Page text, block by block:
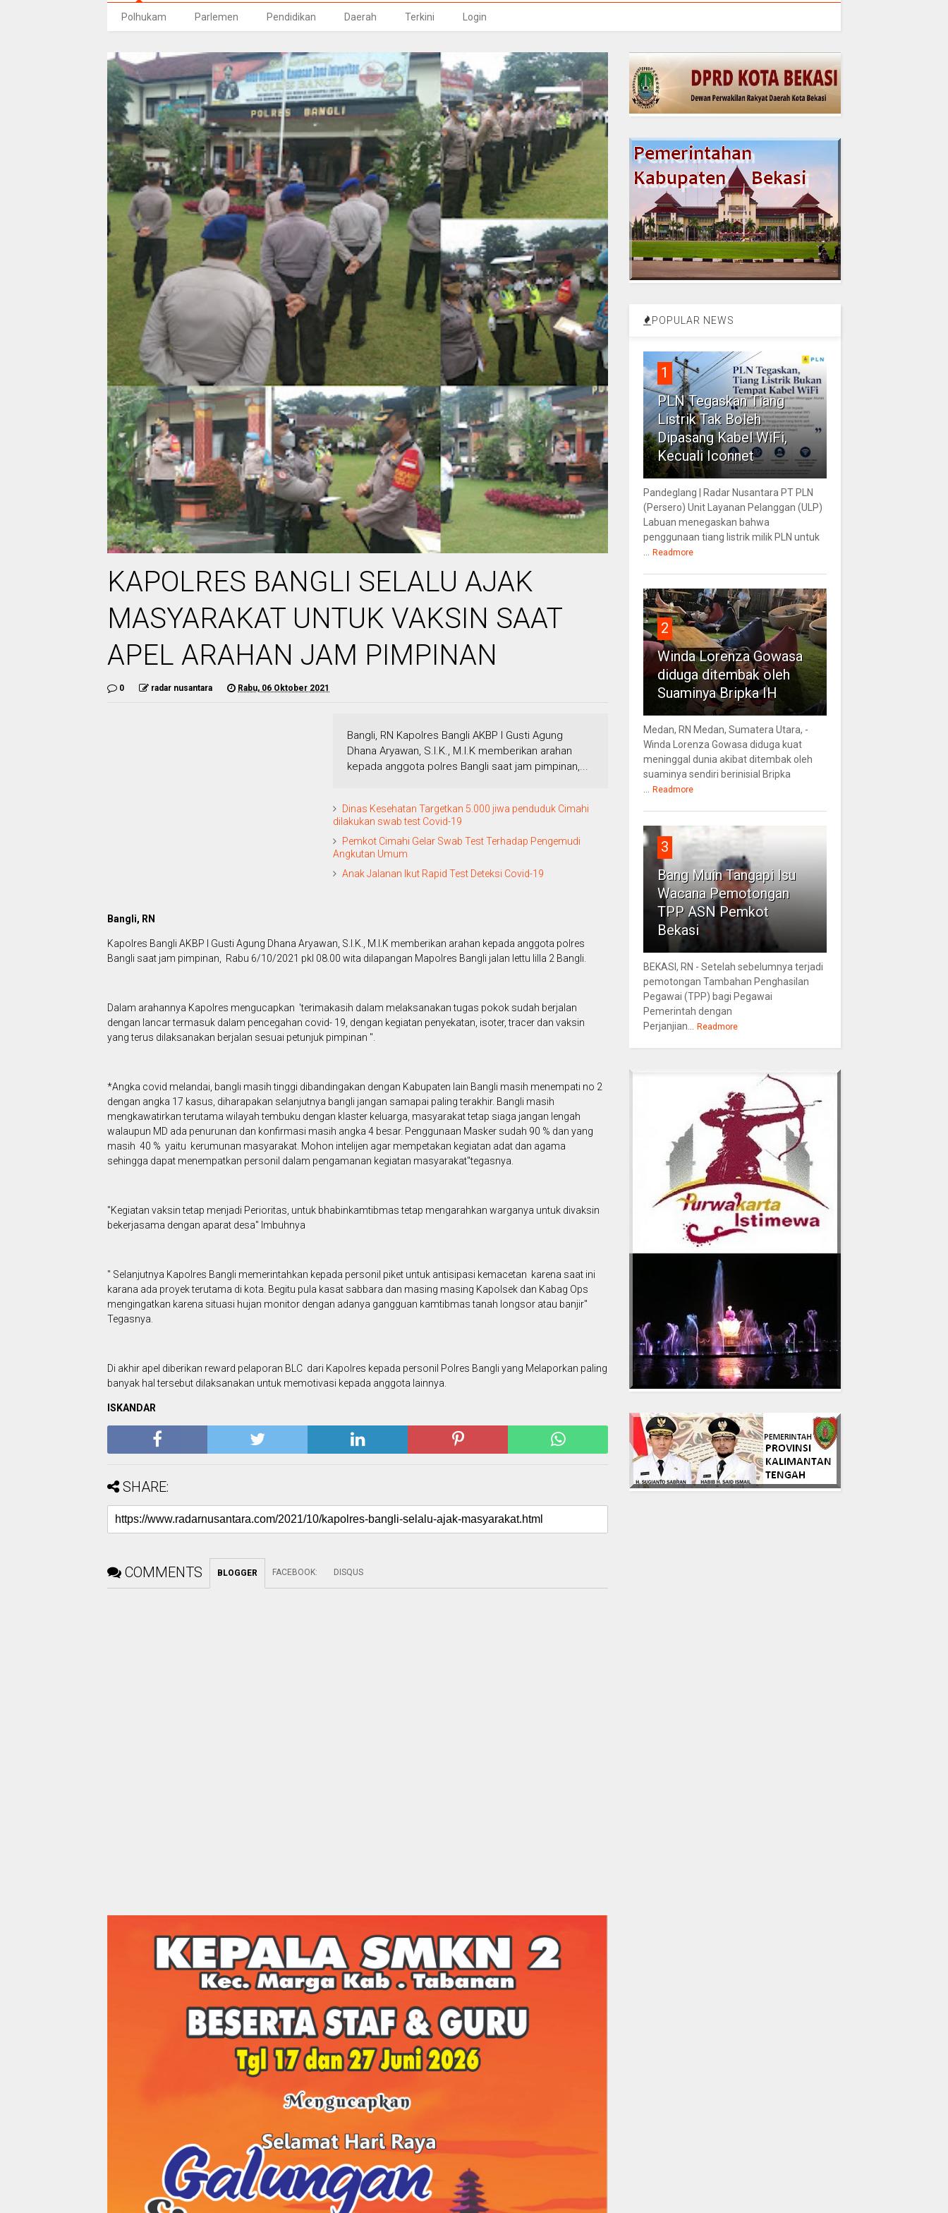
Polhukam Parlemen Pendidikan Daerah Terkini Login
KAPOLRES BANGLI SELALU AJAK
MASYARAKAT UNTUK VAKSIN SAAT
APEL ARAHAN JAM PIMPINAN
0 radar nusantara Rabu, 06 Oktober 2021
Bangli, RN Kapolres Bangli AKBP I Gusti Agung
Dhana Aryawan, S.I.K., M.I.K memberikan arahan
kepada anggota polres Bangli saat jam pimpinan,...
Dinas Kesehatan Targetkan 5.000 jiwa penduduk Cimahi
dilakukan swab test Covid-19
Pemkot Cimahi Gelar Swab Test Terhadap Pengemudi
Angkutan Umum
Anak Jalanan Ikut Rapid Test Deteksi Covid-19
Bangli, RN
Kapolres Bangli AKBP I Gusti Agung Dhana Aryawan, S.I.K., M.I.K memberikan arahan kepada anggota polres
Bangli saat jam pimpinan, Rabu 6/10/2021 pkl 08.00 wita dilapangan Mapolres Bangli jalan lettu lilla 2 Bangli.
Dalam arahannya Kapolres mengucapkan 'terimakasih dalam melaksanakan tugas pokok sudah berjalan
dengan lancar termasuk dalam pencegahan covid- 19, dengan kegiatan penyekatan, isoter, tracer dan vaksin
yang terus dilaksanakan berjalan sesuai petunjuk pimpinan ".
*Angka covid melandai, bangli masih tinggi dibandingakan dengan Kabupaten lain Bangli masih menempati no 2
dengan angka 17 kasus, diharapakan selanjutnya bangli jangan samapai paling terakhir. Bangli masih
mengkawatirkan terutama wilayah tembuku dengan klaster keluarga, masyarakat tetap siaga jangan lengah
walaupun MD ada penurunan dan konfirmasi masih angka 4 besar. Penggunaan Masker sudah 90 % dan yang
masih 40 % yaitu kerumunan masyarakat. Mohon intelijen agar mempetakan kegiatan adat dan agama
sehingga dapat menempatkan personil dalam pengamanan kegiatan masyarakat"tegasnya.
"Kegiatan vaksin tetap menjadi Perioritas, untuk bhabinkamtibmas tetap mengarahkan warganya untuk divaksin
bekerjasama dengan aparat desa" Imbuhnya
" Selanjutnya Kapolres Bangli memerintahkan kepada personil piket untuk antisipasi kemacetan karena saat ini
karana ada proyek terutama di kota. Begitu pula kasat sabbara dan masing masing Kapolsek dan Kabag Ops
mengingatkan karena situasi hujan monitor dengan adanya gangguan kamtibmas tanah longsor atau banjir"
Tegasnya.
Di akhir apel diberikan reward pelaporan BLC dari Kapolres kepada personil Polres Bangli yang Melaporkan paling
banyak hal tersebut dilaksanakan untuk memotivasi kepada anggota lainnya.
ISKANDAR
SHARE:
COMMENTS BLOGGER FACEBOOK: DISQUS
POPULAR NEWS
1
PLN Tegaskan Tiang
Listrik Tak Boleh
Dipasang Kabel WiFi,
Kecuali Iconnet
Pandeglang | Radar Nusantara PT PLN
(Persero) Unit Layanan Pelanggan (ULP)
Labuan menegaskan bahwa
penggunaan tiang listrik milik PLN untuk
Readmore
2
Winda Lorenza Gowasa
diduga ditembak oleh
Suaminya Bripka IH
Medan, RN Medan, Sumatera Utara, -
Winda Lorenza Gowasa diduga kuat
meninggal dunia akibat ditembak oleh
suaminya sendiri berinisial Bripka
Readmore
3
Bang Muin Tangapi Isu
Wacana Pemotongan
TPP ASN Pemkot
Bekasi
BEKASI, RN - Setelah sebelumnya terjadi
pemotongan Tambahan Penghasilan
Pegawai (TPP) bagi Pegawai
Pemerintah dengan
Perjanjian...
Readmore